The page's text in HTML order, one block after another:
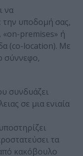
να
την υποδομή σας,
«on-premises» ή
(co-location). Με
σύννεφο,
συνδυάζει
σε μια ενιαία
τα
κακόβουλο